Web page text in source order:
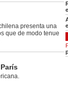
presenta una
que de modo tenue